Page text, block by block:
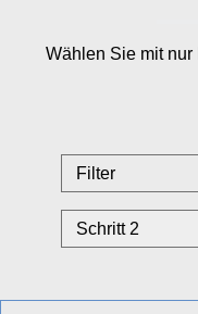
Wählen Sie mit nur